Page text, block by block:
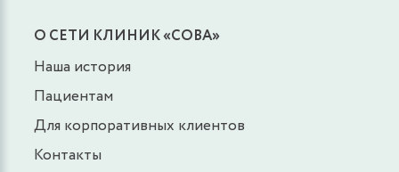
О СЕТИ КЛИНИК «СОВА»
Наша история
Пациентам
Для корпоративных клиентов
Контакты